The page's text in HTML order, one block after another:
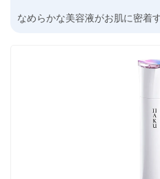
なめらかな美容液がお肌に密着